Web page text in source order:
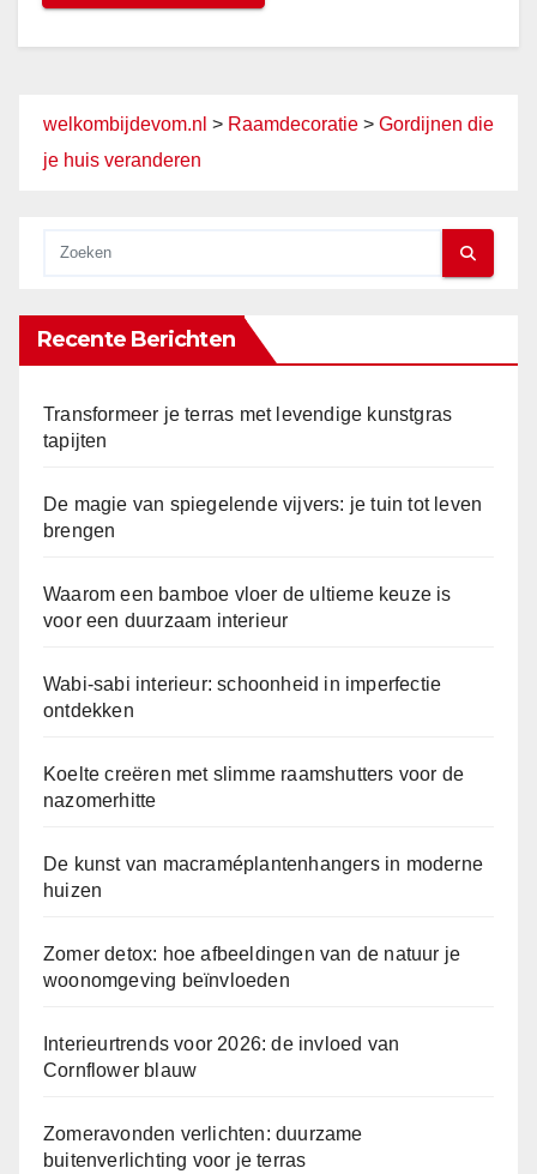
welkombijdevom.nl > Raamdecoratie > Gordijnen die
je huis veranderen
Recente Berichten
Transformeer je terras met levendige kunstgras
tapijten
De magie van spiegelende vijvers: je tuin tot leven
brengen
Waarom een bamboe vloer de ultieme keuze is
voor een duurzaam interieur
Wabi-sabi interieur: schoonheid in imperfectie
ontdekken
Koelte creëren met slimme raamshutters voor de
nazomerhitte
De kunst van macraméplantenhangers in moderne
huizen
Zomer detox: hoe afbeeldingen van de natuur je
woonomgeving beïnvloeden
Interieurtrends voor 2026: de invloed van
Cornflower blauw
Zomeravonden verlichten: duurzame
buitenverlichting voor je terras